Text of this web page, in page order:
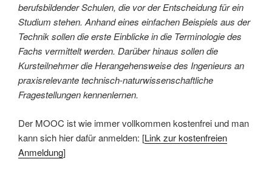
berufsbildender Schulen, die vor der Entscheidung für ein
Studium stehen. Anhand eines einfachen Beispiels aus der
Technik sollen die erste Einblicke in die Terminologie des
Fachs vermittelt werden. Darüber hinaus sollen die
Kursteilnehmer die Herangehensweise des Ingenieurs an
praxisrelevante technisch-naturwissenschaftliche
Fragestellungen kennenlernen.
Der MOOC ist wie immer vollkommen kostenfrei und man
kann sich hier dafür anmelden: [Link zur kostenfreien
Anmeldung]